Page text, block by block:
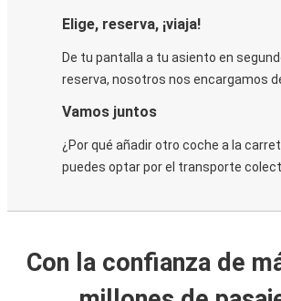
Elige, reserva, ¡viaja!
De tu pantalla a tu asiento en
reserva, nosotros nos encargamos
Vamos juntos
¿Por qué añadir otro coche a la
puedes optar por el transporte
Con la confianza de